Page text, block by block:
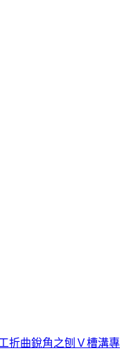
折曲銳角之刨Ｖ槽溝專